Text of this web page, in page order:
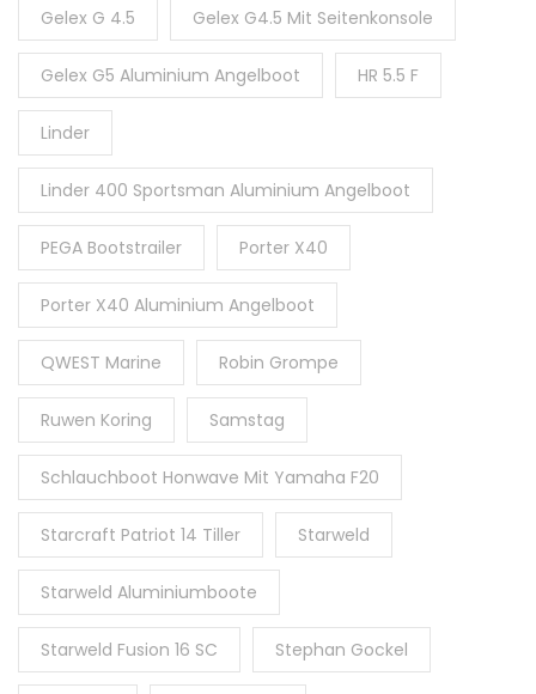
Gelex G 4.5 Gelex G4.5 Mit Seitenkonsole
Gelex G5 Aluminium Angelboot HR 5.5 F
Linder
Linder 400 Sportsman Aluminium Angelboot
PEGA Bootstrailer Porter X40
Porter X40 Aluminium Angelboot
QWEST Marine Robin Grompe
Ruwen Koring Samstag
Schlauchboot Honwave Mit Yamaha F20
Starcraft Patriot 14 Tiller Starweld
Starweld Aluminiumboote
Starweld Fusion 16 SC Stephan Gockel